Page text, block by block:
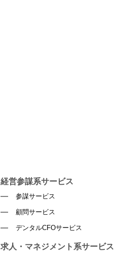
経営参謀系サービス
参謀サービス
顧問サービス
デンタルCFOサービス
求人・マネジメント系サービス